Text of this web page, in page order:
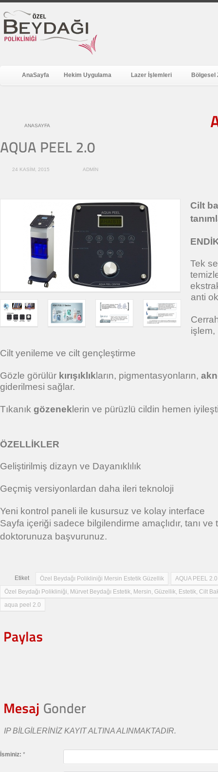
AnaSayfa Hekim Uygulama Lazer İşlemleri Bölgesel
ANASAYFA
24 KASIM, 2015 ADMIN
Cilt
Tek
anti
işlem,
Cilt yenileme ve cilt gençleştirme
Gözle görülür kırışıklıkların, pigmentasyonların,
giderilmesi sağlar.
Tıkanık gözeneklerin ve pürüzlü cildin hemen
ÖZELLİKLER
Geliştirilmiş dizayn ve Dayanıklılık
Geçmiş versiyonlardan daha ileri teknoloji
Yeni kontrol paneli ile kusursuz ve kolay interface
Sayfa içeriği sadece bilgilendirme amaçlıdır, tanı
doktorunuza başvurunuz.
Etiket Özel Beydağı Polikliniği Mersin Estetik Güzellik
AQUA PEEL 2.0
Özel Beydağı Polikliniği, Mürvet Beydağı Estetik, Mersin, Güzellik, Estetik, Cilt
aqua peel 2.0
IP BILGILERINIZ KAYIT ALTINA ALINMAKTADIR.
İsminiz: *